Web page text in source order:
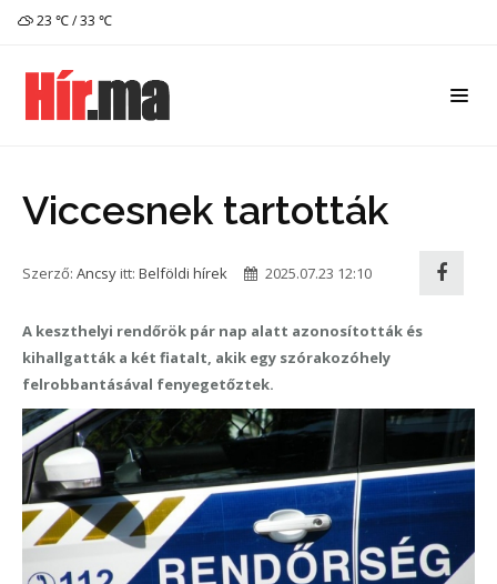
23 ℃ / 33 ℃
Viccesnek tartották
Szerző: Ancsy itt: Belföldi hírek 2025.07.23 12:10
A keszthelyi rendőrök pár nap alatt azonosították és
kihallgatták a két fiatalt, akik egy szórakozóhely
felrobbantásával fenyegetőztek.